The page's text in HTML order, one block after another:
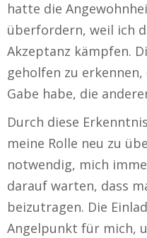
hatte die
überfordern, weil ich
Akzeptanz kämpfen.
geholfen zu
Gabe habe, die
Durch diese
meine Rolle neu zu
notwendig, mich
darauf warten, dass
beizutragen. Die
Angelpunkt für mich,